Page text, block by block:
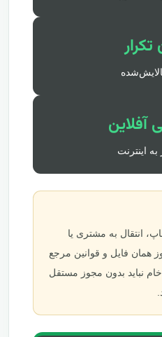
آفلاین
به اینترنت
انتقال به مشتری یا
همان فایل و قوانین مرجع
نباید بدون مجوز مستقل